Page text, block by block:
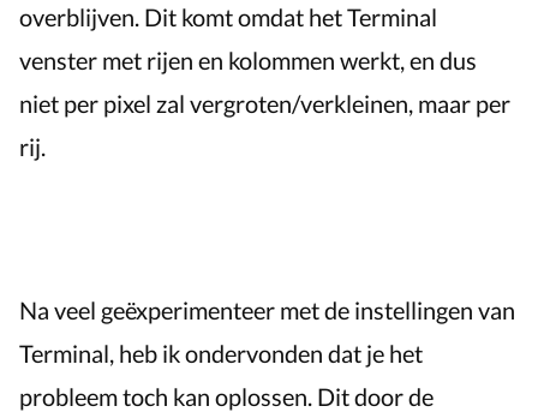
overblijven. Dit komt omdat het Terminal
venster met rijen en kolommen werkt, en dus
niet per pixel zal vergroten/verkleinen, maar per
rij.
Na veel geëxperimenteer met de instellingen van
Terminal, heb ik ondervonden dat je het
probleem toch kan oplossen. Dit door de